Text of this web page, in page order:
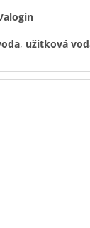
, užitková